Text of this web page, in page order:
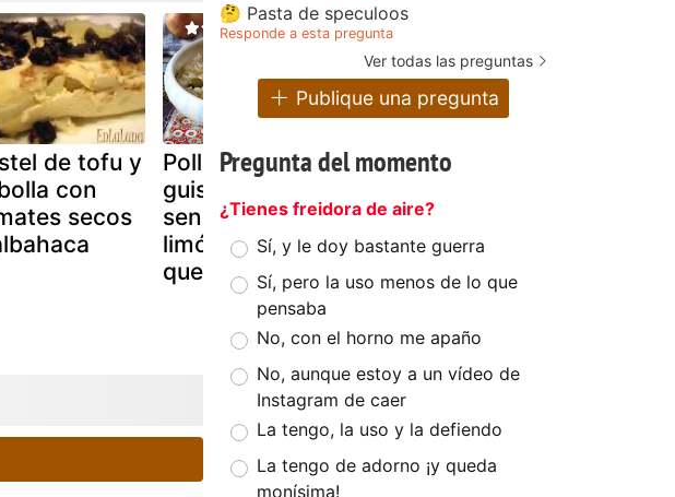
de tofu y
con
secos
Pollo yassa, el
guiso
senegalés con
limón y cebolla
que conquista
Tortilla de
tomate
🤔 Pasta de speculoos
Responde a esta pregunta
Ver todas las preguntas
Publique una pregunta
Pregunta del momento
¿Tienes freidora de aire?
Sí, y le doy bastante guerra
Sí, pero la uso menos de lo que
pensaba
No, con el horno me apaño
No, aunque estoy a un vídeo de
Instagram de caer
La tengo, la uso y la defiendo
La tengo de adorno ¡y queda
monísima!